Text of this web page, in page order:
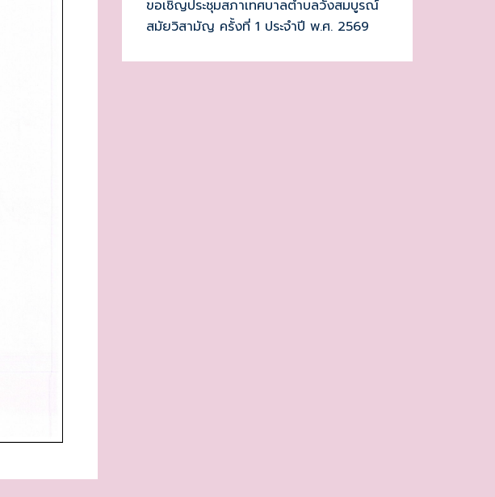
ขอเชิญประชุมสภาเทศบาลตำบลวังสมบูรณ์
สมัยวิสามัญ ครั้งที่ 1 ประจำปี พ.ศ. 2569